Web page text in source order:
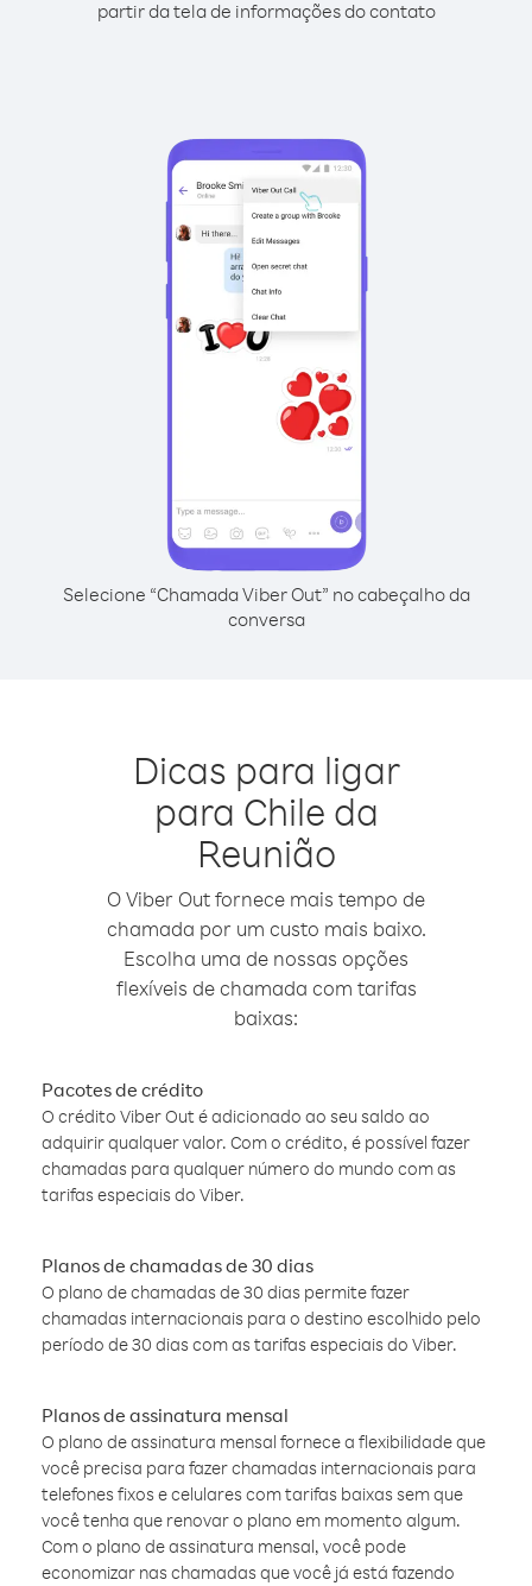
partir da tela de informações do contato
Selecione “Chamada Viber Out” no cabeçalho da
conversa
Dicas para ligar
para Chile da
Reunião
O Viber Out fornece mais tempo de
chamada por um custo mais baixo.
Escolha uma de nossas opções
flexíveis de chamada com tarifas
baixas:
Pacotes de crédito
O crédito Viber Out é adicionado ao seu saldo ao
adquirir qualquer valor. Com o crédito, é possível fazer
chamadas para qualquer número do mundo com as
tarifas especiais do Viber.
Planos de chamadas de 30 dias
O plano de chamadas de 30 dias permite fazer
chamadas internacionais para o destino escolhido pelo
período de 30 dias com as tarifas especiais do Viber.
Planos de assinatura mensal
O plano de assinatura mensal fornece a flexibilidade que
você precisa para fazer chamadas internacionais para
telefones fixos e celulares com tarifas baixas sem que
você tenha que renovar o plano em momento algum.
Com o plano de assinatura mensal, você pode
economizar nas chamadas que você já está fazendo